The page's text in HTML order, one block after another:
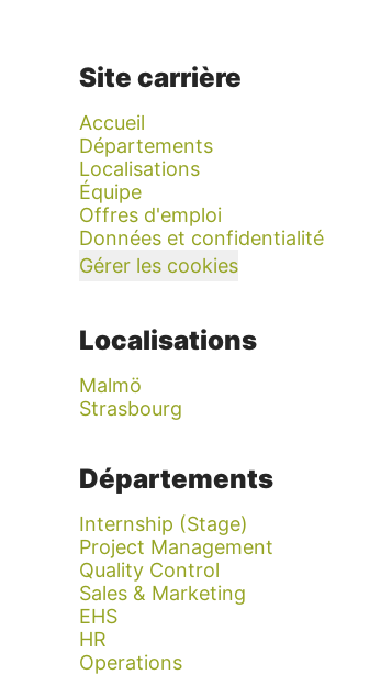
Site carrière
Accueil
Départements
Localisations
Équipe
Offres d'emploi
Données et confidentialité
Gérer les cookies
Localisations
Malmö
Strasbourg
Départements
Internship (Stage)
Project Management
Quality Control
Sales & Marketing
EHS
HR
Operations